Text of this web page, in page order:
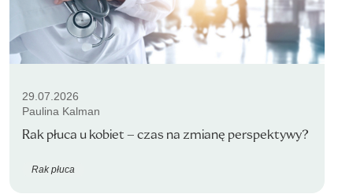
29.07.2026
Paulina Kalman
Rak płuca u kobiet – czas na zmianę perspektywy?
Rak płuca